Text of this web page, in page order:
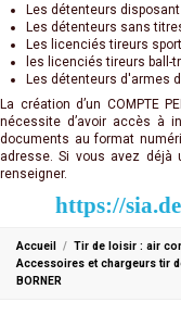
Les détenteurs
Les détenteurs sans
Les licenciés tireurs
les licenciés tireurs ball-
Les détenteurs d'armes
La création d’un COMPTE
nécessite d’avoir accès à
documents au format
adresse. Si vous avez déjà
renseigner.
https://
Accueil
Tir de loisir : air
Accessoires et chargeurs tir
BORNER